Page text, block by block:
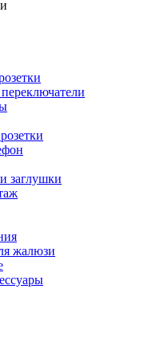
заглушки
жалюзи